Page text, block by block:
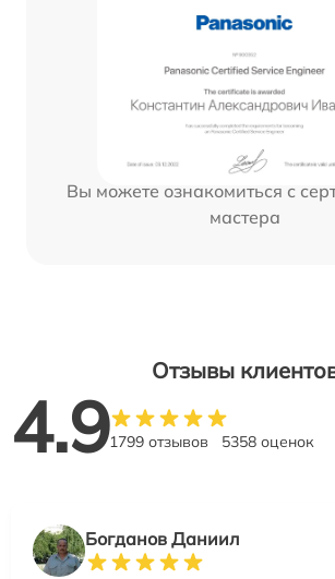
Вы можете ознакомиться с
мастера
Отзывы
4.91799 отзывов 5358 оценок
Богданов Даниил